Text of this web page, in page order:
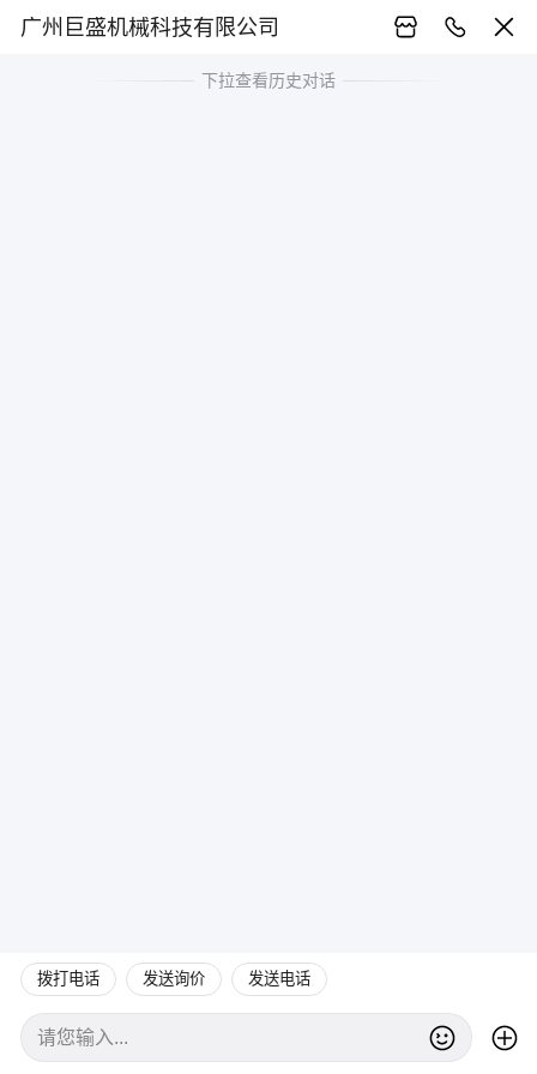
广州巨盛机械科技有限公司
下拉查看历史对话
拨打电话 发送询价 发送电话